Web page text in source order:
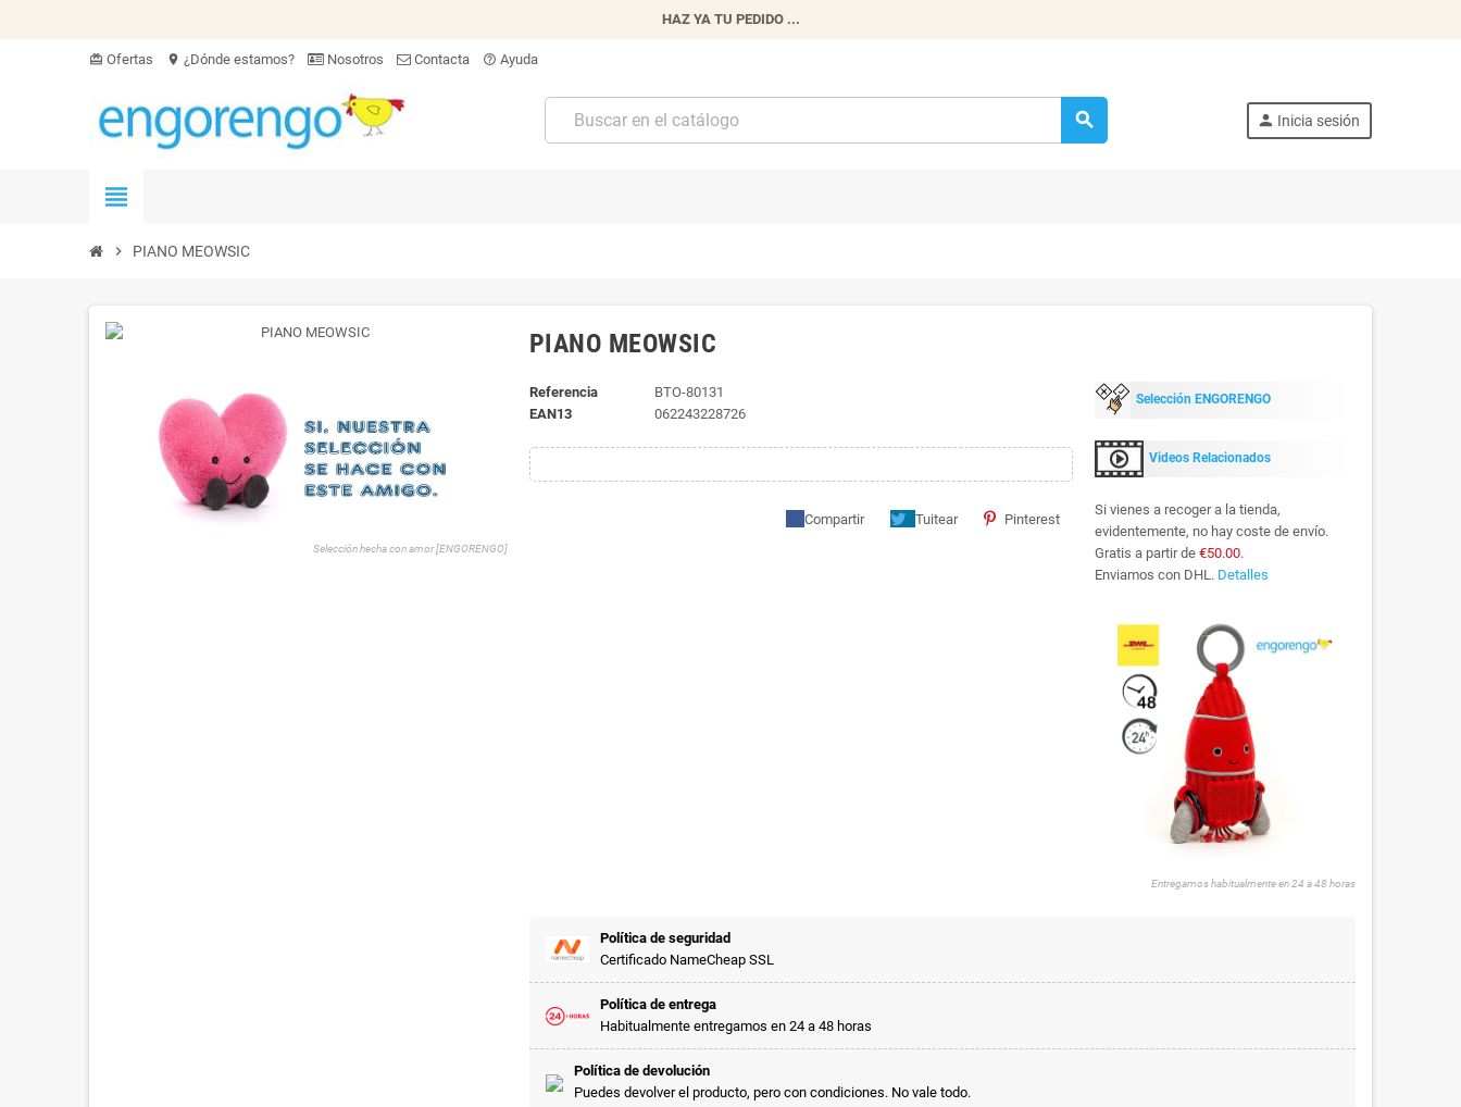
HAZ YA TU PEDIDO ...
card_giftcard Ofertas location_on ¿Dónde estamos? Nosotros Contacta help_outline Ayuda
search person Inicia sesión
view_headline
chevron_right PIANO MEOWSIC
Selección hecha con amor [ENGORENGO]
PIANO MEOWSIC
Referencia
BTO-80131
EAN13
062243228726
Compartir Tuitear Pinterest
Selección ENGORENGO
Videos Relacionados
Si vienes a recoger a la tienda,
evidentemente, no hay coste de envío.
Gratis a partir de €50.00.
Enviamos con DHL. Detalles
Entregamos habitualmente en 24 a 48 horas
Política de seguridad
Certificado NameCheap SSL
Política de entrega
Habitualmente entregamos en 24 a 48 horas
Política de devolución
Puedes devolver el producto, pero con condiciones. No vale todo.